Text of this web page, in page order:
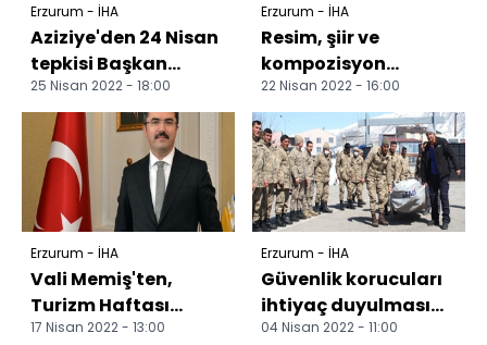
Erzurum - İHA
Aziziye'den 24 Nisan
tepkisi Başkan
Orhan: "ABD kendi
kanlı geçmişine
baksı...
25 Nisan 2022 - 18:00
Erzurum - İHA
Resim, şiir ve
kompozisyon
yarışmalarının
kazananları
ödüllerini aldı
22 Nisan 2022 - 16:00
Erzurum - İHA
Vali Memiş'ten,
Turizm Haftası
mesajı
17 Nisan 2022 - 13:00
Erzurum - İHA
Güvenlik korucuları
ihtiyaç duyulması
halinde afetlerde
04 Nisan 2022 - 11:00